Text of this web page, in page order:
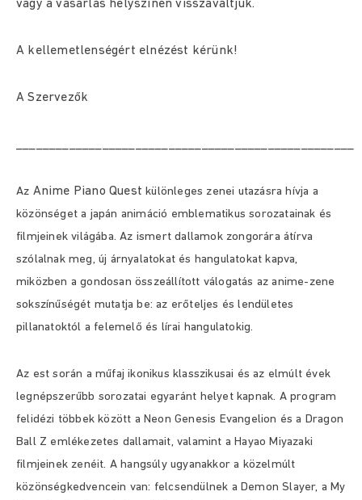
vagy a vásárlás helyszínén visszaváltjuk.
A kellemetlenségért elnézést kérünk!
A Szervezők
Az Anime Piano Quest különleges zenei utazásra hívja a
közönséget a japán animáció emblematikus sorozatainak és
filmjeinek világába. Az ismert dallamok zongorára átírva
szólalnak meg, új árnyalatokat és hangulatokat kapva,
miközben a gondosan összeállított válogatás az anime-zene
sokszínűségét mutatja be: az erőteljes és lendületes
pillanatoktól a felemelő és lírai hangulatokig.
Az est során a műfaj ikonikus klasszikusai és az elmúlt évek
legnépszerűbb sorozatai egyaránt helyet kapnak. A program
felidézi többek között a Neon Genesis Evangelion és a Dragon
Ball Z emlékezetes dallamait, valamint a Hayao Miyazaki
filmjeinek zenéit. A hangsúly ugyanakkor a közelmúlt
közönségkedvencein van: felcsendülnek a Demon Slayer, a My